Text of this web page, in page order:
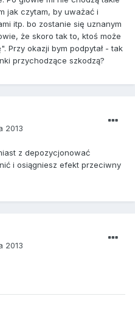
jak czytam, by uważać i
itp. bo zostanie się uznanym
że skoro tak to, ktoś może
Przy okazji bym podpytał - tak
przychodzące szkodzą?
2013
z depozycjonować
i osiągniesz efekt przeciwny
2013